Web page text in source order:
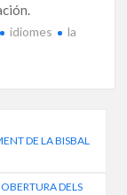
idiomes
la
DE LA BISBAL
DELS